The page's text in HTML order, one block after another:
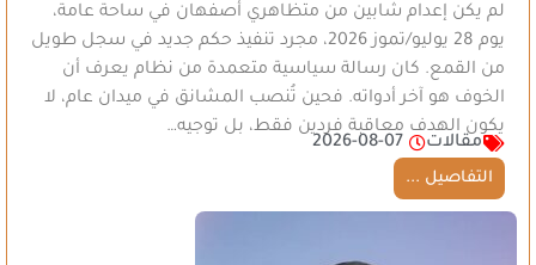
لم يكن إعدام شابين من متظاهري أصفهان في ساحة عامة،
يوم 28 يوليو/تموز 2026، مجرد تنفيذ حكم جديد في سجل طويل
من القمع. كان رسالة سياسية متعمدة من نظام يعرف أن
الخوف هو آخر أدواته. فحين تُنصب المشانق في ميدان عام، لا
يكون الهدف معاقبة فردين فقط، بل توجيه…
مقالات
2026-08-07
التفاصيل ...